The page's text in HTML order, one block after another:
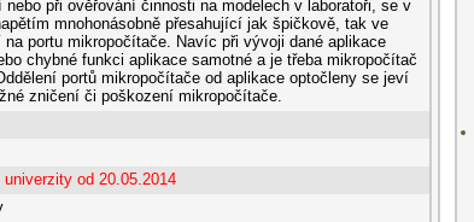
při ověřování činnosti na modelech v laboratoři, se v
mnohonásobně přesahující jak špičkově, tak ve
portu mikropočítače. Navíc při vývoji dané aplikace
chybné funkci aplikace samotné a je třeba mikropočítač
portů mikropočítače od aplikace optočleny se jeví
zničení či poškození mikropočítače.
od 20.05.2014